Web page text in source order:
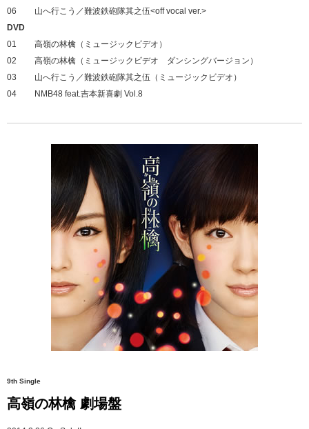
06
山へ行こう／難波鉄砲隊其之伍<off vocal ver.>
DVD
01
高嶺の林檎（ミュージックビデオ）
02
高嶺の林檎（ミュージックビデオ ダンシングバージョン）
03
山へ行こう／難波鉄砲隊其之伍（ミュージックビデオ）
04
NMB48 feat.吉本新喜劇 Vol.8
9th Single
高嶺の林檎 劇場盤